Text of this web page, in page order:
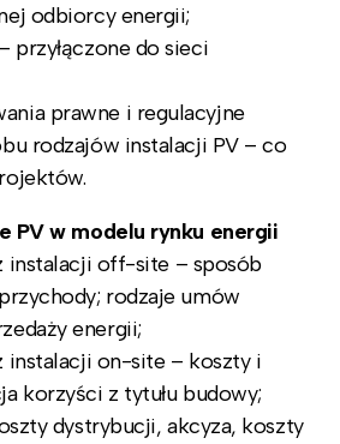
odbiorcy energii;
do sieci
prawne i regulacyjne
rodzajów instalacji PV – co
PV w modelu rynku energii
instalacji off-site – sposób
rodzaje umów
energii;
instalacji on-site – koszty i
korzyści z tytułu budowy;
dystrybucji, akcyza, koszty